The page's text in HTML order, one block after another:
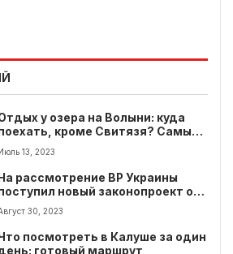
у озера на Волыни: куда
кроме Свитязя? Самые
озера в Волынской
13, 2023
На рассмотрение ВР Украины
новый законопроект о
коррупции: коррупция =
государственная измена
30, 2023
посмотреть в Калуше за один
готовый маршрут